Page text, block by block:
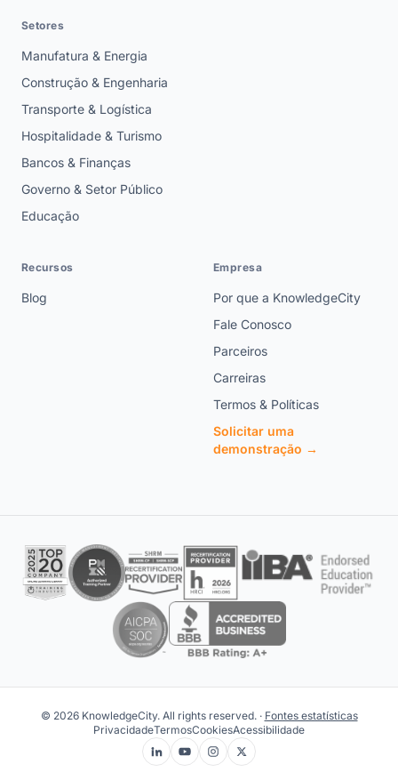
Setores
Manufatura & Energia
Construção & Engenharia
Transporte & Logística
Hospitalidade & Turismo
Bancos & Finanças
Governo & Setor Público
Educação
Recursos
Blog
Empresa
Por que a KnowledgeCity
Fale Conosco
Parceiros
Carreiras
Termos & Políticas
Solicitar uma
demonstração →
© 2026 KnowledgeCity. All rights reserved. · Fontes estatísticas
PrivacidadeTermosCookiesAcessibilidade